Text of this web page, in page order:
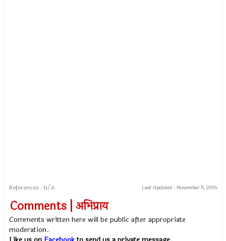
References : N/A Last Updated : November 11, 2016
Comments | अभिप्राय
Comments written here will be public after appropriate
moderation.